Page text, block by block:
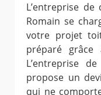
L’entreprise
Romain se
votre projet
préparé grâce
L’entreprise
propose un
qui ne